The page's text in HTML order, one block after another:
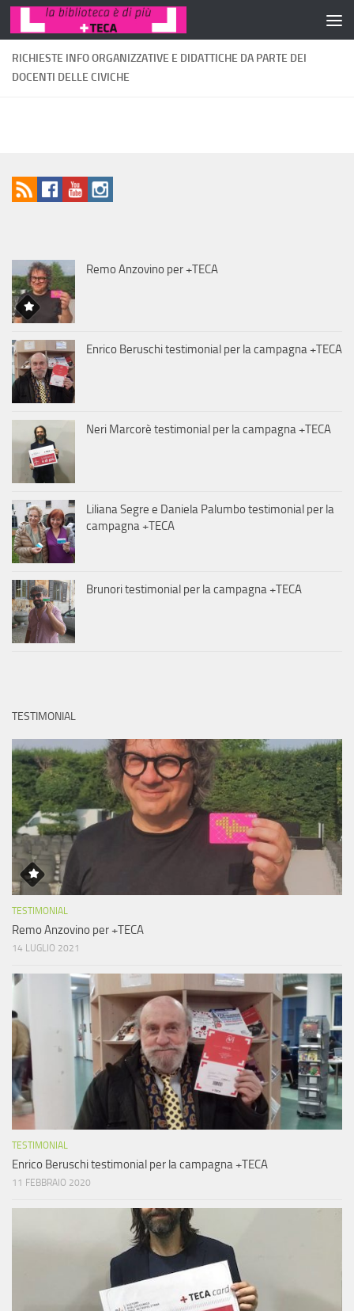
Salta al contenuto
RICHIESTE INFO ORGANIZZATIVE E DIDATTICHE DA PARTE DEI
DOCENTI DELLE CIVICHE
Remo Anzovino per +TECA
Enrico Beruschi testimonial per la campagna +TECA
Neri Marcorè testimonial per la campagna +TECA
Liliana Segre e Daniela Palumbo testimonial per la
campagna +TECA
Brunori testimonial per la campagna +TECA
TESTIMONIAL
TESTIMONIAL
Remo Anzovino per +TECA
14 LUGLIO 2021
TESTIMONIAL
Enrico Beruschi testimonial per la campagna +TECA
11 FEBBRAIO 2020